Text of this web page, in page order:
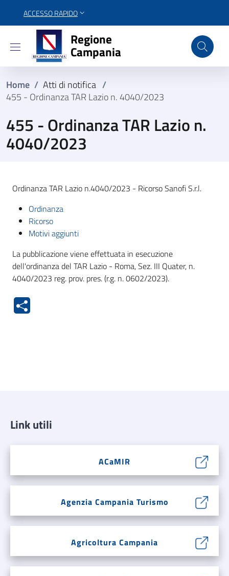
ACCESSO RAPIDO
Regione Campania
Regione
Campania
Home / Atti di notifica /
455 - Ordinanza TAR Lazio n. 4040/2023
455 - Ordinanza TAR Lazio n.
4040/2023
Ordinanza TAR Lazio n.4040/2023 - Ricorso Sanofi S.r.l.
Ordinanza
Ricorso
Motivi aggiunti
La pubblicazione viene effettuata in esecuzione
dell'ordinanza del TAR Lazio - Roma, Sez. III Quater, n.
4040/2023 reg. prov. pres. (r.g. n. 0602/2023).
Link utili
ACaMIR
Agenzia Campania Turismo
Agricoltura Campania